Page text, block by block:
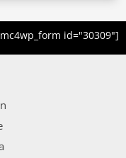
id="30309"]